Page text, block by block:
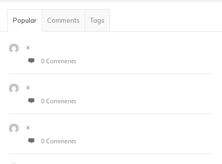
Popular Comments Tags
x
0 Comments
x
0 Comments
x
0 Comments